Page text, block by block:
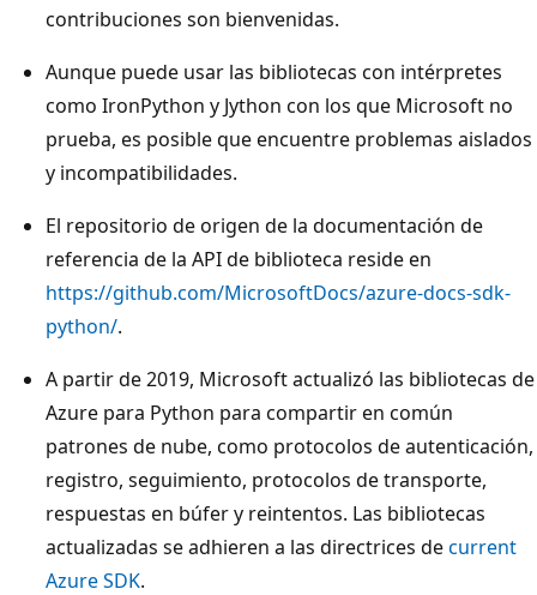
contribuciones son bienvenidas.
Aunque puede usar las bibliotecas con intérpretes
como IronPython y Jython con los que Microsoft no
prueba, es posible que encuentre problemas aislados
y incompatibilidades.
El repositorio de origen de la documentación de
referencia de la API de biblioteca reside en
https://github.com/MicrosoftDocs/azure-docs-sdk-
python/.
A partir de 2019, Microsoft actualizó las bibliotecas de
Azure para Python para compartir en común
patrones de nube, como protocolos de autenticación,
registro, seguimiento, protocolos de transporte,
respuestas en búfer y reintentos. Las bibliotecas
actualizadas se adhieren a las directrices decurrent
Azure SDK.